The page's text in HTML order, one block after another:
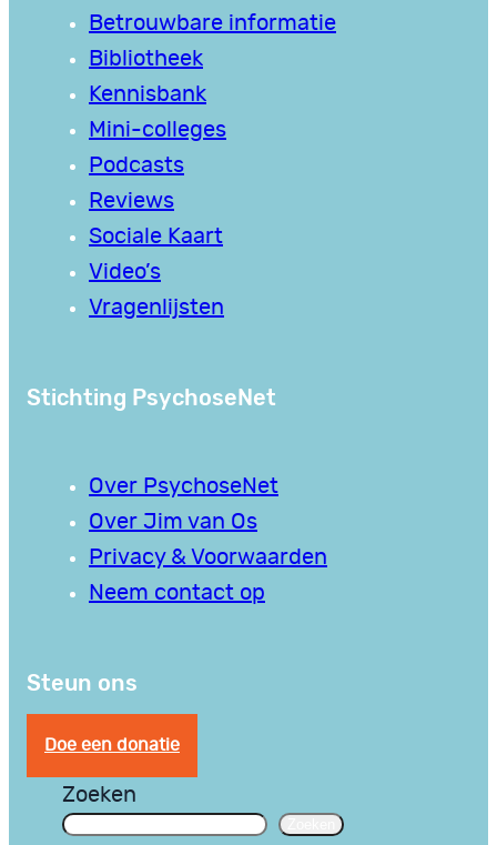
Betrouwbare informatie
Bibliotheek
Kennisbank
Mini-colleges
Podcasts
Reviews
Sociale Kaart
Video’s
Vragenlijsten
Stichting PsychoseNet
Over PsychoseNet
Over Jim van Os
Privacy & Voorwaarden
Neem contact op
Steun ons
Doe een donatie
Zoeken